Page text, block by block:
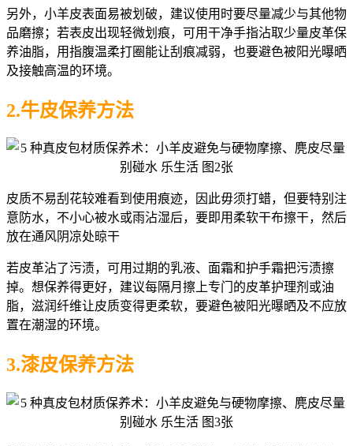
另外，小羊皮表面易被划破，建议使用时要尽量减少与其他物
品磨擦；若表皮出现轻微划痕，可用干净手指沾取少量皮革保
养油脂，用指腹温柔打圈能让刮痕减弱，也要避色被阳光曝晒
及接触高温的环境。
2.牛皮保养方法
皮质不易刮花较难看到使用痕迹，因此毋须打蜡，但要特别注
意防水，不小心被水或雨沾湿后，要即用柔软干布擦干，然后
放在通风阴凉处晾干
若皮革沾了污渍，可用过期的乳液、面霜和护手霜把污渍擦
掉。想保养得更好，建议每隔月擦上专门的皮革护理剂或油
脂，滋润纤维让皮质变得更柔软，要避色被阳光曝晒及不应放
置在潮湿的环境。
3.漆皮保养方法